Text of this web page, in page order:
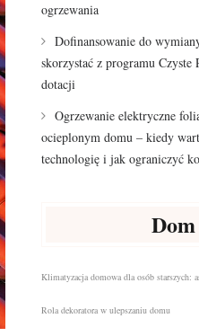
ogrzewania
Dofinansowanie do
skorzystać z programu
dotacji
Ogrzewanie elektryczne
ocieplonym domu – kiedy
technologię i jak ograniczyć
Dom
Klimatyzacja domowa dla osób starszych:
Rola dekoratora w ulepszaniu domu